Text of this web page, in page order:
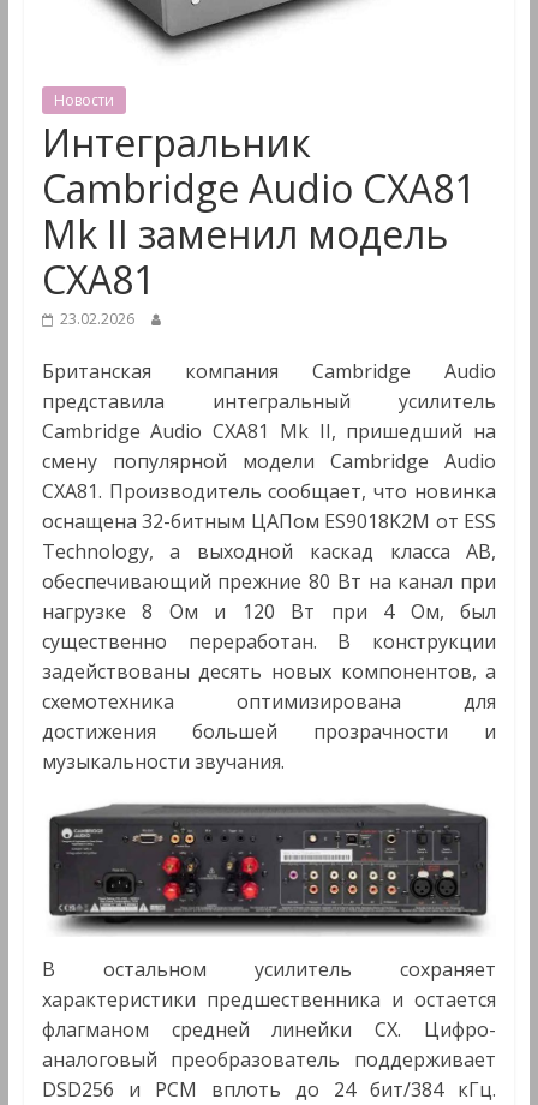
Мультимедиа
Новости
Интегральник
Cambridge Audio CXA81
Mk II заменил модель
CXA81
23.02.2026
Британская компания Cambridge Audio
представила интегральный усилитель
Cambridge Audio CXA81 Mk II, пришедший на
смену популярной модели Cambridge Audio
CXA81. Производитель сообщает, что новинка
оснащена 32-битным ЦАПом ES9018K2M от ESS
Technology, а выходной каскад класса AB,
обеспечивающий прежние 80 Вт на канал при
нагрузке 8 Ом и 120 Вт при 4 Ом, был
существенно переработан. В конструкции
задействованы десять новых компонентов, а
схемотехника оптимизирована для
достижения большей прозрачности и
музыкальности звучания.
В остальном усилитель сохраняет
характеристики предшественника и остается
флагманом средней линейки CX. Цифро-
аналоговый преобразователь поддерживает
DSD256 и PCM вплоть до 24 бит/384 кГц.